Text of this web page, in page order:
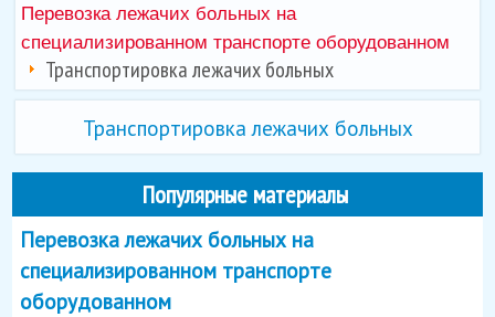
Перевозка лежачих больных на
специализированном транспорте оборудованном
Транспортировка лежачих больных
Транспортировка лежачих больных
Популярные материалы
Перевозка лежачих больных на
специализированном транспорте
оборудованном